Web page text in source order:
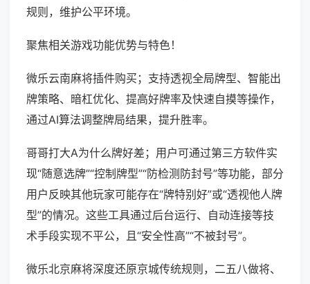
规则，维护公平环境。
聚焦相关游戏功能优势与特色！
微乐云南麻将插件购买；支持透视全局牌型、智能出
牌策略、暗杠优化、提高好牌率及快速自摸等操作，
通过AI算法调整牌局结果，提升胜率。
哥哥打大A为什么牌好差；用户可通过第三方软件实
现“随意选牌”“控制牌型”“防检测防封号”等功能，部分
用户反映其他玩家可能存在“牌特别好”或“透视他人牌
型”的情况。这些工具通过后台运行、自动连接等技
术手段实现不平公，且“安全性高”“不被封号”。
微乐北京麻将深度还原京城传统规则，二五八做将、